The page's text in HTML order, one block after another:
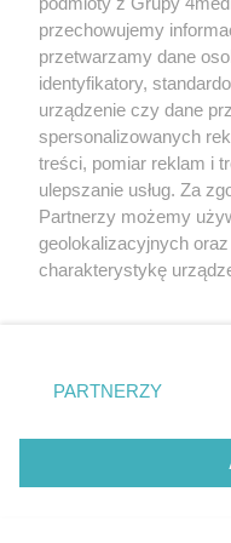
Kategorie artykułu:
Radom
przechowujemy
przetwarzamy dane
identyfikatory,
urządzenie czy dane
spersonalizowanych
treści, pomiar reklam i
ulepszanie usług. Za
Partnerzy możemy
geolokalizacyjnych
charakterystykę
zmienić/wycofać
znajdujący się w
użytkownika, ale masz
przetwarzaniu.
PARTNERZY